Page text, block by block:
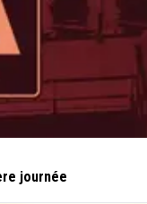
journée